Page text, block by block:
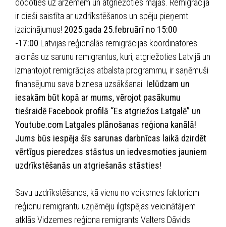
ir cieši saistīta ar uzdrīkstēšanos un spēju pieņemt
izaicinājumus! 2025.gada 25.februārī no 15:00
-17:00 Latvijas reģionālās remigrācijas koordinatores
aicinās uz sarunu remigrantus, kuri, atgriežoties Latvijā un
izmantojot remigrācijas atbalsta programmu, ir saņēmuši
finansējumu sava biznesa uzsākšanai. Ielūdzam un
iesakām būt kopā ar mums, vērojot pasākumu
tiešraidē Facebook profilā “Es atgriežos Latgalē” un
Youtube.com Latgales plānošanas reģiona kanālā!
Jums būs iespēja šīs sarunas darbnīcas laikā dzirdēt
vērtīgus pieredzes stāstus un iedvesmoties jauniem
uzdrīkstēšanās un atgriešanās stāsties!
Savu uzdrīkstēšanos, kā vienu no veiksmes faktoriem
reģionu remigrantu uzņēmēju ilgtspējas veicinātājiem
atklās Vidzemes reģiona remigrants Valters Dāvids